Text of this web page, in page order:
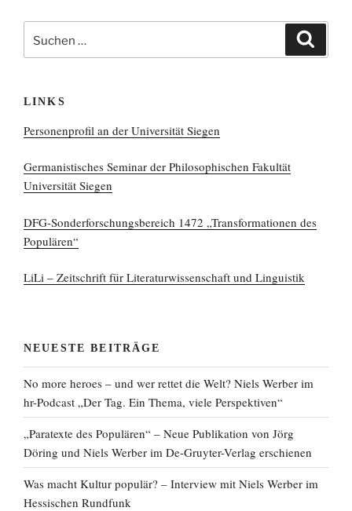
nach:
LINKS
Personenprofil an der Universität Siegen
Germanistisches Seminar der Philosophischen Fakultät
Universität Siegen
DFG-Sonderforschungsbereich 1472 „Transformationen des
Populären“
LiLi – Zeitschrift für Literaturwissenschaft und Linguistik
NEUESTE BEITRÄGE
No more heroes – und wer rettet die Welt? Niels Werber im
hr-Podcast „Der Tag. Ein Thema, viele Perspektiven“
„Paratexte des Populären“ – Neue Publikation von Jörg
Döring und Niels Werber im De-Gruyter-Verlag erschienen
Was macht Kultur populär? – Interview mit Niels Werber im
Hessischen Rundfunk